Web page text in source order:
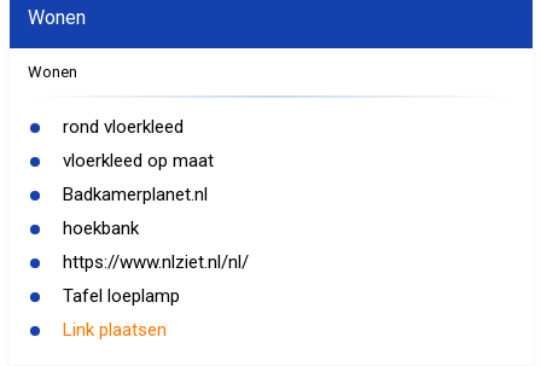
Wonen
Wonen
rond vloerkleed
vloerkleed op maat
Badkamerplanet.nl
hoekbank
https://www.nlziet.nl/nl/
Tafel loeplamp
Link plaatsen